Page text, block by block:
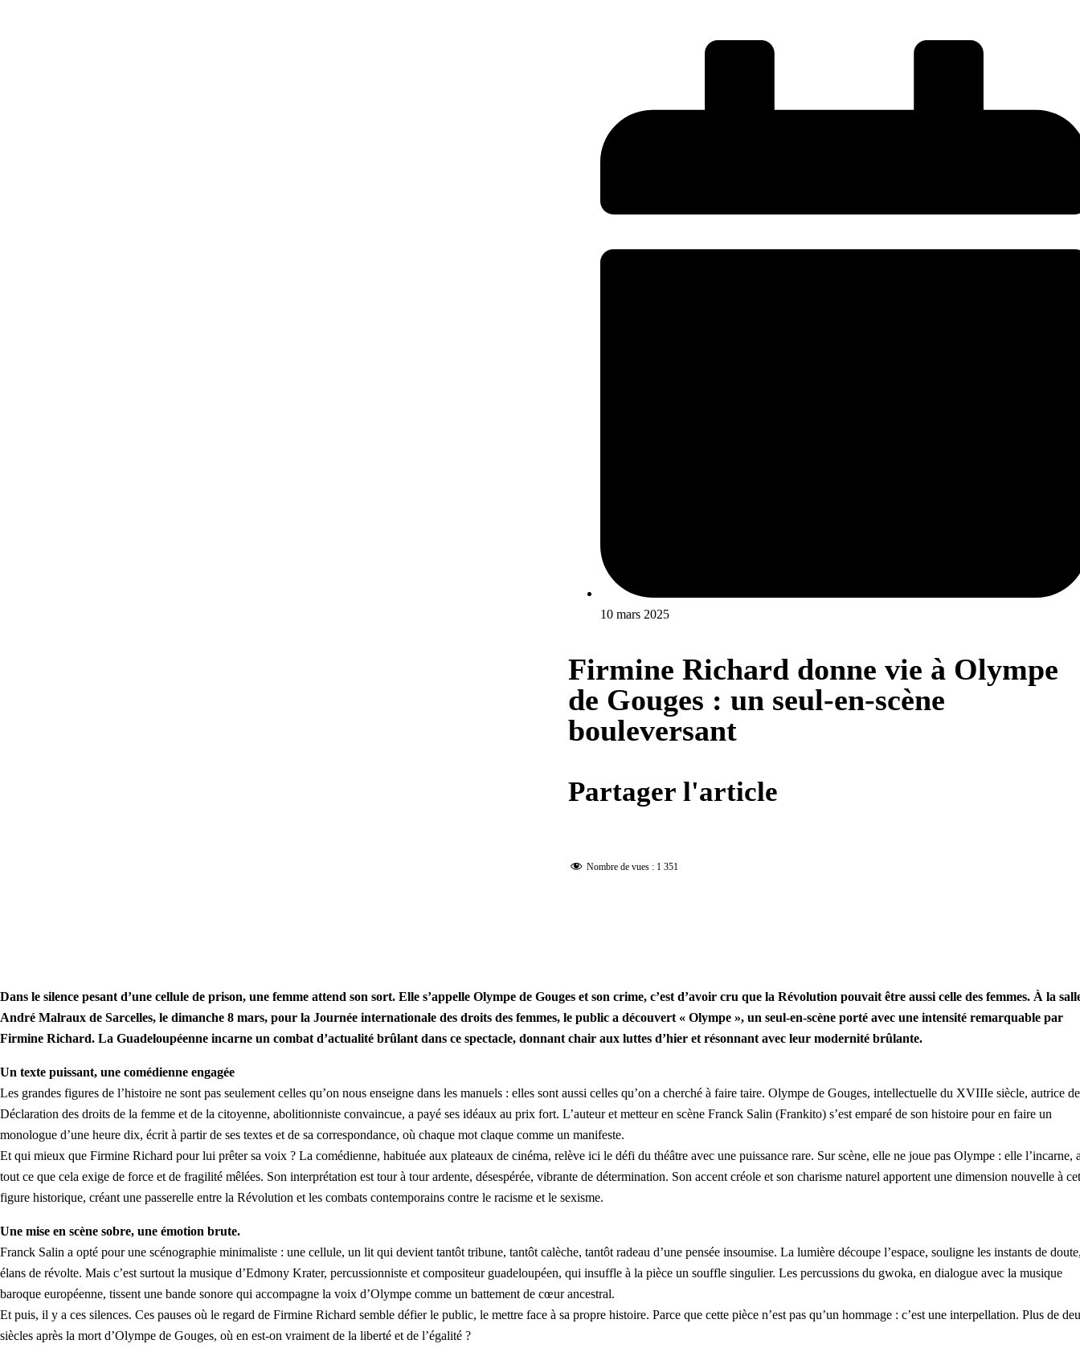
10 mars 2025
Firmine Richard donne vie à Olympe
de Gouges : un seul-en-scène
bouleversant
Partager l'article
Nombre de vues : 1 351
Dans le silence pesant d’une cellule de prison, une femme attend son sort. Elle s’appelle Olympe de Gouges et son crime, c’est d’avoir cru que la Révolution pouvait être aussi celle des femmes. À la
André Malraux de Sarcelles, le dimanche 8 mars, pour la Journée internationale des droits des femmes, le public a découvert « Olympe », un seul-en-scène porté avec une intensité remarquable par
Firmine Richard. La Guadeloupéenne incarne un combat d’actualité brûlant dans ce spectacle, donnant chair aux luttes d’hier et résonnant avec leur modernité brûlante.
Un texte puissant, une comédienne engagée
Les grandes figures de l’histoire ne sont pas seulement celles qu’on nous enseigne dans les manuels : elles sont aussi celles qu’on a cherché à faire taire. Olympe de Gouges, intellectuelle du XVIIIe siècle, autrice
Déclaration des droits de la femme et de la citoyenne, abolitionniste convaincue, a payé ses idéaux au prix fort. L’auteur et metteur en scène Franck Salin (Frankito) s’est emparé de son histoire pour en faire un
monologue d’une heure dix, écrit à partir de ses textes et de sa correspondance, où chaque mot claque comme un manifeste.
Et qui mieux que Firmine Richard pour lui prêter sa voix ? La comédienne, habituée aux plateaux de cinéma, relève ici le défi du théâtre avec une puissance rare. Sur scène, elle ne joue pas Olympe : elle l’incarne,
tout ce que cela exige de force et de fragilité mêlées. Son interprétation est tour à tour ardente, désespérée, vibrante de détermination. Son accent créole et son charisme naturel apportent une dimension nouvelle à
figure historique, créant une passerelle entre la Révolution et les combats contemporains contre le racisme et le sexisme.
Une mise en scène sobre, une émotion brute.
Franck Salin a opté pour une scénographie minimaliste : une cellule, un lit qui devient tantôt tribune, tantôt calèche, tantôt radeau d’une pensée insoumise. La lumière découpe l’espace, souligne les instants de
élans de révolte. Mais c’est surtout la musique d’Edmony Krater, percussionniste et compositeur guadeloupéen, qui insuffle à la pièce un souffle singulier. Les percussions du gwoka, en dialogue avec la musique
baroque européenne, tissent une bande sonore qui accompagne la voix d’Olympe comme un battement de cœur ancestral.
Et puis, il y a ces silences. Ces pauses où le regard de Firmine Richard semble défier le public, le mettre face à sa propre histoire. Parce que cette pièce n’est pas qu’un hommage : c’est une interpellation. Plus de
siècles après la mort d’Olympe de Gouges, où en est-on vraiment de la liberté et de l’égalité ?